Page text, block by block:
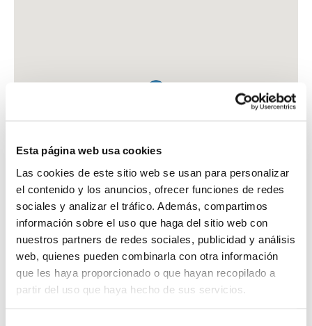
Esta página web usa cookies
Las cookies de este sitio web se usan para personalizar
el contenido y los anuncios, ofrecer funciones de redes
sociales y analizar el tráfico. Además, compartimos
información sobre el uso que haga del sitio web con
nuestros partners de redes sociales, publicidad y análisis
web, quienes pueden combinarla con otra información
que les haya proporcionado o que hayan recopilado a
partir del uso que haya hecho de sus servicios.
FARMACIA ROMERO VERA, INMACULADA
C. CARTERRA, 17